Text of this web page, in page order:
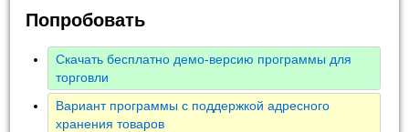
Попробовать
Скачать бесплатно демо-версию программы для
торговли
Вариант программы с поддержкой адресного
хранения товаров